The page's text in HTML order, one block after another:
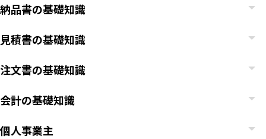
納品書の基礎知識
見積書の基礎知識
注文書の基礎知識
会計の基礎知識
個人事業主